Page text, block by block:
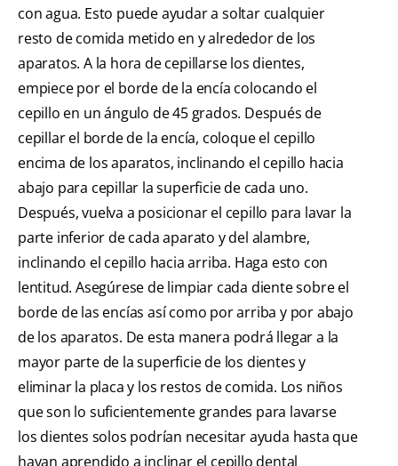
con agua. Esto puede ayudar a soltar cualquier
resto de comida metido en y alrededor de los
aparatos. A la hora de cepillarse los dientes,
empiece por el borde de la encía colocando el
cepillo en un ángulo de 45 grados. Después de
cepillar el borde de la encía, coloque el cepillo
encima de los aparatos, inclinando el cepillo hacia
abajo para cepillar la superficie de cada uno.
Después, vuelva a posicionar el cepillo para lavar la
parte inferior de cada aparato y del alambre,
inclinando el cepillo hacia arriba. Haga esto con
lentitud. Asegúrese de limpiar cada diente sobre el
borde de las encías así como por arriba y por abajo
de los aparatos. De esta manera podrá llegar a la
mayor parte de la superficie de los dientes y
eliminar la placa y los restos de comida. Los niños
que son lo suficientemente grandes para lavarse
los dientes solos podrían necesitar ayuda hasta que
hayan aprendido a inclinar el cepillo dental